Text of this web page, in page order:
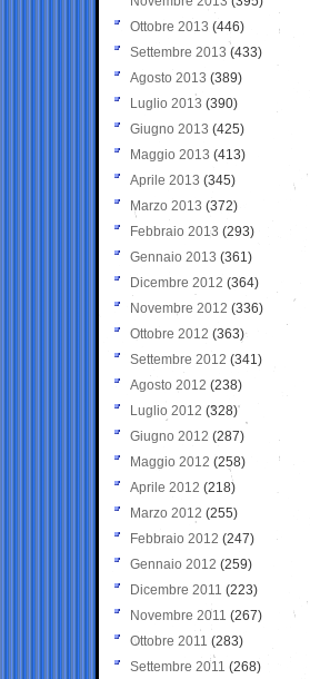
Ottobre 2013 (446)
Settembre 2013 (433)
Agosto 2013 (389)
Luglio 2013 (390)
Giugno 2013 (425)
Maggio 2013 (413)
Aprile 2013 (345)
Marzo 2013 (372)
Febbraio 2013 (293)
Gennaio 2013 (361)
Dicembre 2012 (364)
Novembre 2012 (336)
Ottobre 2012 (363)
Settembre 2012 (341)
Agosto 2012 (238)
Luglio 2012 (328)
Giugno 2012 (287)
Maggio 2012 (258)
Aprile 2012 (218)
Marzo 2012 (255)
Febbraio 2012 (247)
Gennaio 2012 (259)
Dicembre 2011 (223)
Novembre 2011 (267)
Ottobre 2011 (283)
Settembre 2011 (268)